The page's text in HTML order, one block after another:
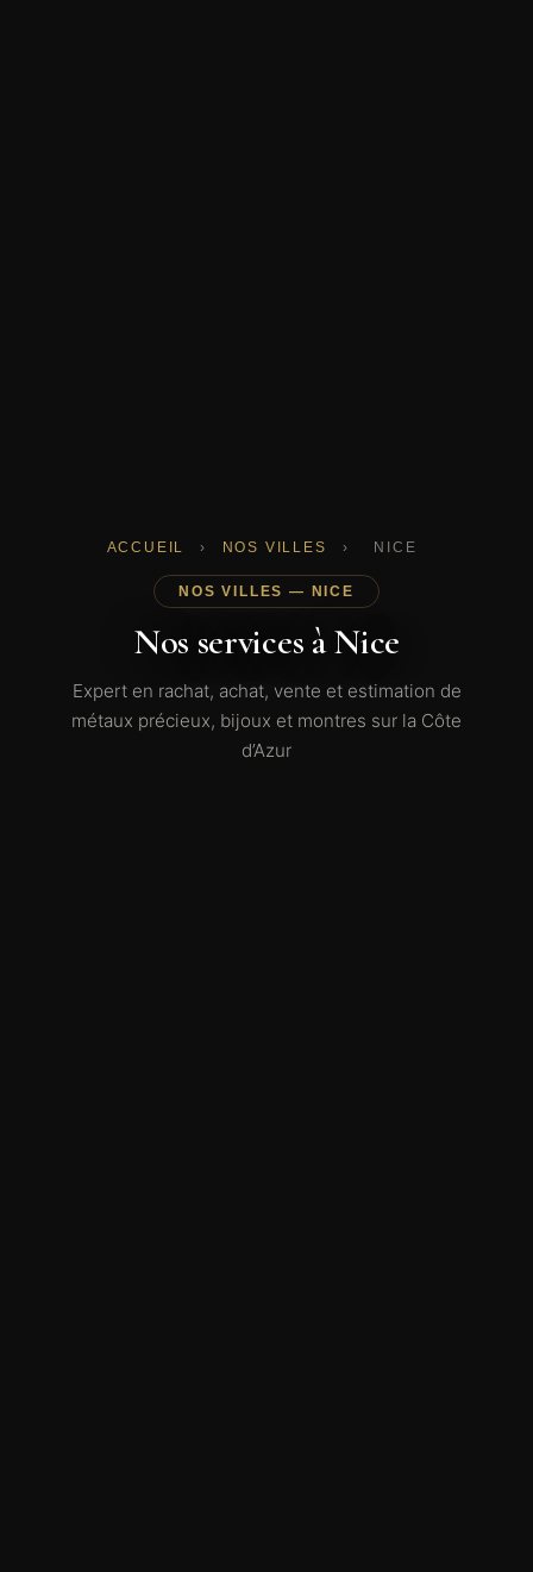
ACCUEIL › NOS VILLES › NICE
NOS VILLES — NICE
Nos services à Nice
Expert en rachat, achat, vente et estimation de
métaux précieux, bijoux et montres sur la Côte
d’Azur